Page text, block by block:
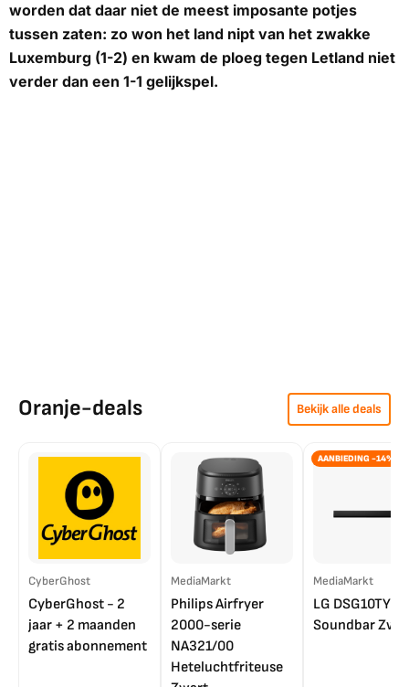
worden dat daar niet de meest imposante potjes
tussen zaten: zo won het land nipt van het zwakke
Luxemburg (1-2) en kwam de ploeg tegen Letland niet
verder dan een 1-1 gelijkspel.
Oranje-deals Bekijk alle deals
CyberGhost
CyberGhost - 2
jaar + 2 maanden
gratis abonnement
MediaMarkt
Philips Airfryer
2000-serie
NA321/00
Heteluchtfriteuse
AANBIEDING -14%
MediaMarkt
LG DSG10TY
Soundbar